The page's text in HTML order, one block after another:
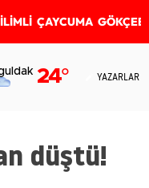
ÇAYCUMA
24° YAZARLAR
düştü!